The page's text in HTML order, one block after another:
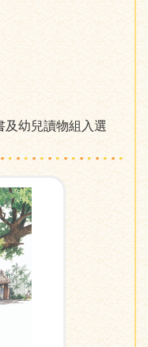
及幼兒讀物組入選